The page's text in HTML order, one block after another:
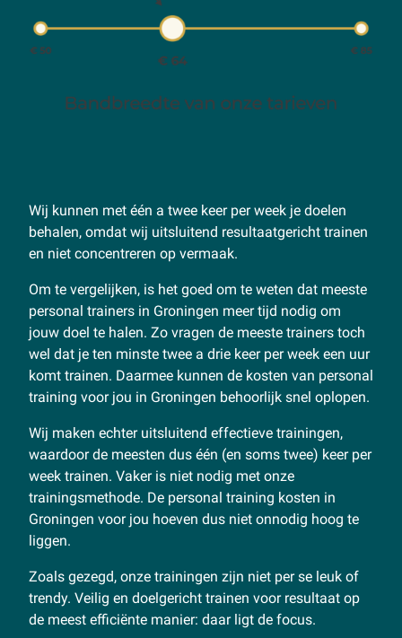
Wij kunnen met één a twee keer per week je doelen
behalen, omdat wij uitsluitend resultaatgericht trainen
en niet concentreren op vermaak.
Om te vergelijken, is het goed om te weten dat meeste
personal trainers in Groningen meer tijd nodig om
jouw doel te halen. Zo vragen de meeste trainers toch
wel dat je ten minste twee a drie keer per week een uur
komt trainen. Daarmee kunnen de kosten van personal
training voor jou in Groningen behoorlijk snel oplopen.
Wij maken echter uitsluitend effectieve trainingen,
waardoor de meesten dus één (en soms twee) keer per
week trainen. Vaker is niet nodig met onze
trainingsmethode. De personal training kosten in
Groningen voor jou hoeven dus niet onnodig hoog te
liggen.
Zoals gezegd, onze trainingen zijn niet per se leuk of
trendy. Veilig en doelgericht trainen voor resultaat op
de meest efficiënte manier: daar ligt de focus.